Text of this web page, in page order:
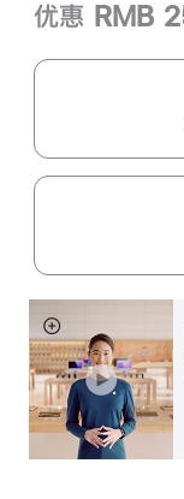
优惠 RMB
注
展
开